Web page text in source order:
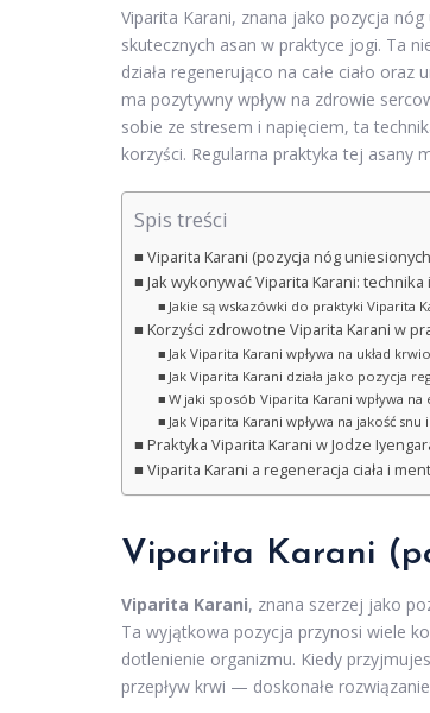
Viparita Karani, znana jako pozycja
skutecznych asan w praktyce jogi. Ta
działa regenerująco na całe ciało
ma pozytywny wpływ na zdrowie
sobie ze stresem i napięciem, ta
korzyści. Regularna praktyka tej asany
Spis treści
Viparita Karani (pozycja nóg
Jak wykonywać Viparita Karani:
Jakie są wskazówki do praktyki Viparita
Korzyści zdrowotne Viparita Karani w
Jak Viparita Karani wpływa na układ
Jak Viparita Karani działa jako pozycja
W jaki sposób Viparita Karani wpływa
Jak Viparita Karani wpływa na jakość snu
Praktyka Viparita Karani w Jodze
Viparita Karani a regeneracja ciała i
Viparita Karani
Viparita Karani, znana szerzej jako
Ta wyjątkowa pozycja przynosi wiele
dotlenienie organizmu. Kiedy
przepływ krwi — doskonałe